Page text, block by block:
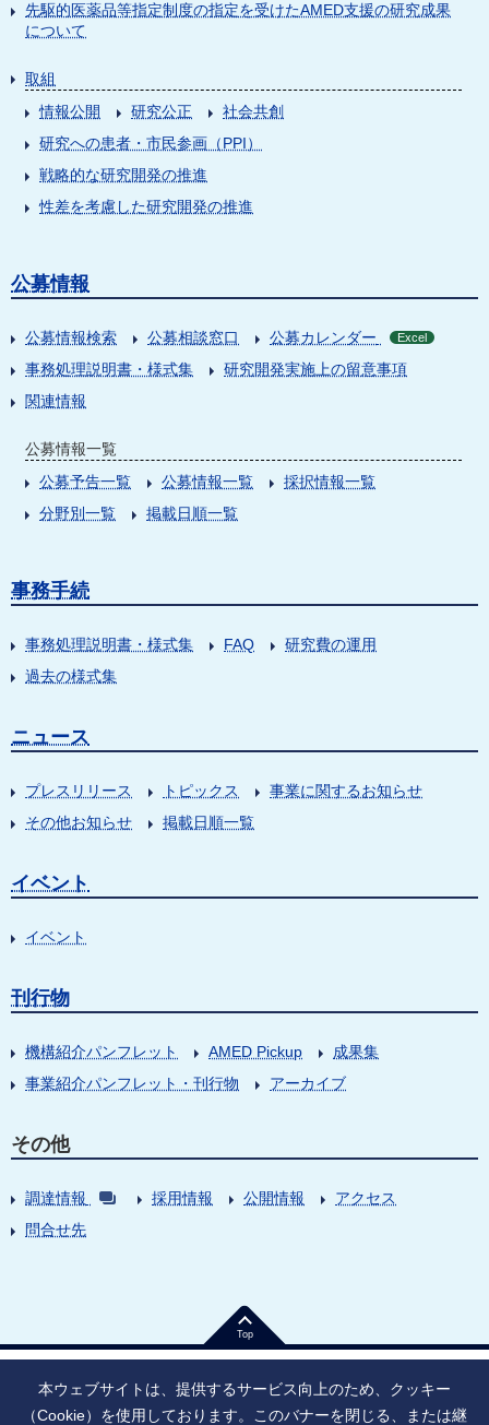
先駆的医薬品等指定制度の指定を受けたAMED支援の研究成果
について
取組
情報公開
研究公正
社会共創
研究への患者・市民参画（PPI）
戦略的な研究開発の推進
性差を考慮した研究開発の推進
公募情報
公募情報検索 公募相談窓口 公募カレンダー Excel
事務処理説明書・様式集
研究開発実施上の留意事項
関連情報
公募情報一覧
公募予告一覧
公募情報一覧
採択情報一覧
分野別一覧
掲載日順一覧
事務手続
事務処理説明書・様式集 FAQ
研究費の運用
過去の様式集
ニュース
プレスリリース トピックス
事業に関するお知らせ
その他お知らせ
掲載日順一覧
イベント
イベント
刊行物
機構紹介パンフレット AMED Pickup
成果集
事業紹介パンフレット・刊行物
アーカイブ
その他
調達情報 採用情報 公開情報
アクセス
問合せ先
Top
本ウェブサイトは、提供するサービス向上のため、クッキー
（Cookie）を使用しております。このバナーを閉じる、または継